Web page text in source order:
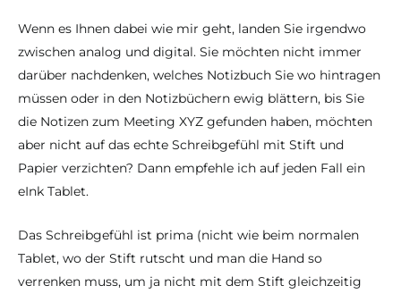
Wenn es Ihnen dabei wie mir geht, landen Sie irgendwo
zwischen analog und digital. Sie möchten nicht immer
darüber nachdenken, welches Notizbuch Sie wo hintragen
müssen oder in den Notizbüchern ewig blättern, bis Sie
die Notizen zum Meeting XYZ gefunden haben, möchten
aber nicht auf das echte Schreibgefühl mit Stift und
Papier verzichten? Dann empfehle ich auf jeden Fall ein
eInk Tablet.
Das Schreibgefühl ist prima (nicht wie beim normalen
Tablet, wo der Stift rutscht und man die Hand so
verrenken muss, um ja nicht mit dem Stift gleichzeitig